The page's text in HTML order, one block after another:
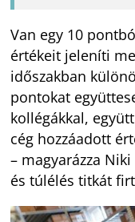
Van egy 10
értékeit jeleníti
időszakban
pontokat
kollégákkal,
cég hozzáadott
– magyarázza
és túlélés titkát